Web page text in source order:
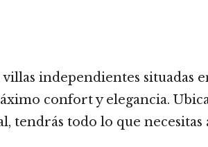
independientes
confort y elegancia.
tendrás todo lo que necesitas